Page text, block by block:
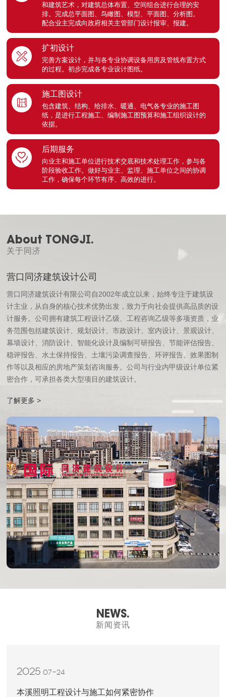
和建筑艺术，对建筑总体布置、空间组合进行合理的安
排。完成总平面图、鸟瞰图、模型、平面图、分析图。
配合业主完成向政府相关主管部门设计报审、报建。
扩初设计
完善方案设计，并与各专业协调设备用房及管线布置方式
的过程。初步完成各专业设计图纸。
施工图设计
包含建筑、结构、给排水、暖通、电气各专业的施工图
纸，是进行工程施工、编制施工图预算和施工组织设计的
依据。
后期服务
向业主和施工单位进行技术交底和技术处理工作，参与各
阶段验收工作。做好与业主、监理、施工单位之间的协调
工作，确保每个环节有序、高效的进行。
About TONGJI.
关于同济
营口同济建筑设计公司
营口同济建筑设计有限公司自2002年成立以来，始终专注于建筑设
计主业，从自身的核心技术优势出发，致力于向社会提供高品质的设
计服务。公司拥有建筑工程设计乙级、工程咨询乙级等多项资质，业
务范围包括建筑设计、规划设计、市政设计、室内设计、景观设计、
幕墙设计、消防设计、智能化设计及编制可研报告、节能评估报告、
稳评报告、水土保持报告、土壤污染调查报告、环评报告、效果图制
作等以及相应的房地产策划咨询服务。公司与行业内甲级设计单位紧
密合作，可承担各类大型项目的建筑设计。
了解更多 >
NEWS.
新闻资讯
2025 07-24
本溪照明工程设计与施工如何紧密协作